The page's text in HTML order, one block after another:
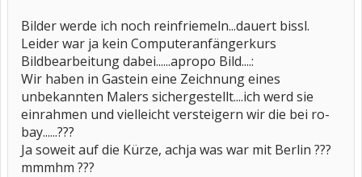
Bilder werde ich noch reinfriemeln...dauert bissl.
Leider war ja kein Computeranfängerkurs
Bildbearbeitung dabei......apropo Bild....:
Wir haben in Gastein eine Zeichnung eines
unbekannten Malers sichergestellt....ich werd sie
einrahmen und vielleicht versteigern wir die bei ro-
bay......???
Ja soweit auf die Kürze, achja was war mit Berlin ???
mmmhm ???